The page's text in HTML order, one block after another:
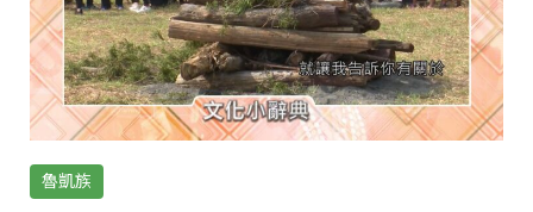
魯凱族